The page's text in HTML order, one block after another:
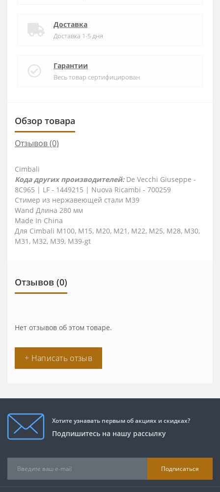
Доставка
Доставка 1-5 дня
Гарантии
Весь товар сертифицирован
Обзор товара
Отзывов (0)
Cimbali
Кода других производителей: De Vecchi Giuseppe -
8C965 | LF - 1449215 | Nuova Ricambi - 700259
Стимер из нержавеющей стали M39
Wand Длина 280 мм
Made In China
Для Cimbali M100, M15, M20, M21, M22, M25, M28, M30,
M31, M32, M39, M39-gt
Отзывов (0)
Нет отзывов об этом товаре.
+ Написать отзыв
Хотите узнавать первым об акциях и скидках?
Подпишитесь на нашу рассылку
Подписаться